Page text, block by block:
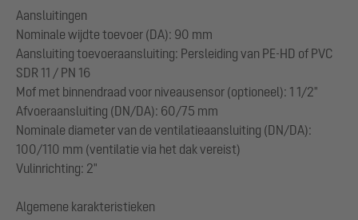
Aansluitingen
Nominale wijdte toevoer (DA): 90 mm
Aansluiting toevoeraansluiting: Persleiding van PE-HD of PVC
SDR 11 / PN 16
Mof met binnendraad voor niveausensor (optioneel): 1 1/2"
Afvoeraansluiting (DN/DA): 60/75 mm
Nominale diameter van de ventilatieaansluiting (DN/DA):
100/110 mm (ventilatie via het dak vereist)
Vulinrichting: 2"
Algemene karakteristieken